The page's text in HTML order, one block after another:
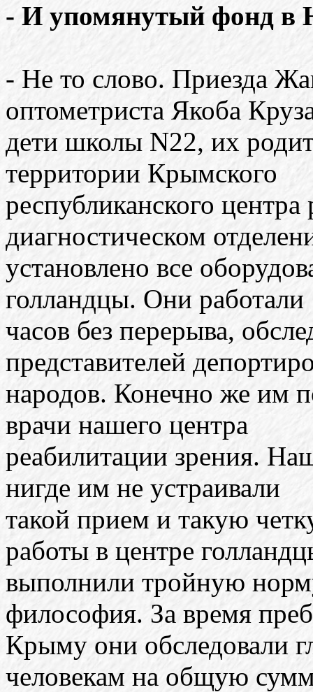
- И упомянутый фонд в
- Не то слово. Приезда
оптометриста Якоба
дети школы N22, их
территории Крымского
республиканского
диагностическом
установлено все
голландцы. Они работали
часов без перерыва,
представителей
народов. Конечно же им
врачи нашего центра
реабилитации зрения.
нигде им не устраивали
такой прием и такую
работы в центре
выполнили тройную
философия. За время
Крыму они обследовали
человекам на общую